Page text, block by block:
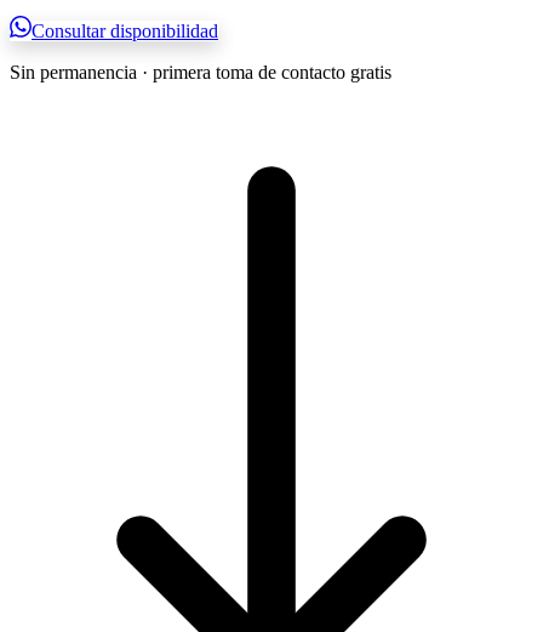
Consultar disponibilidad
Sin permanencia · primera toma de contacto gratis